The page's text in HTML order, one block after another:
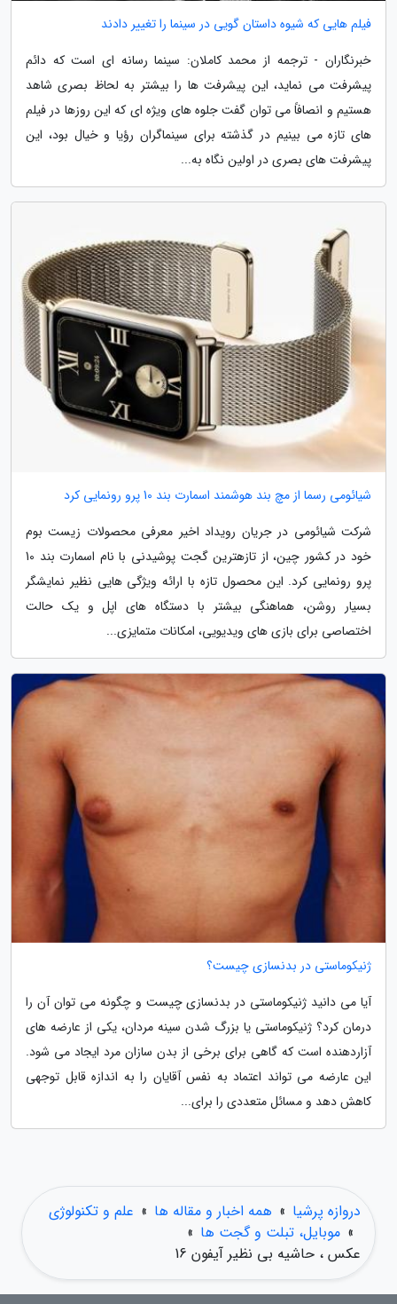
فیلم هایی که شیوه داستان گویی در سینما را تغییر دادند
خبرنگاران - ترجمه از محمد کاملان: سینما رسانه ای است که دائم
پیشرفت می نماید، این پیشرفت ها را بیشتر به لحاظ بصری شاهد
هستیم و انصافاً می توان گفت جلوه های ویژه ای که این روزها در فیلم
های تازه می بینیم در گذشته برای سینماگران رؤیا و خیال بود، این
پیشرفت های بصری در اولین نگاه به...
شیائومی رسما از مچ بند هوشمند اسمارت بند 10 پرو رونمایی کرد
شرکت شیائومی در جریان رویداد اخیر معرفی محصولات زیست بوم
خود در کشور چین، از تازهترین گجت پوشیدنی با نام اسمارت بند 10
پرو رونمایی کرد. این محصول تازه با ارائه ویژگی هایی نظیر نمایشگر
بسیار روشن، هماهنگی بیشتر با دستگاه های اپل و یک حالت
اختصاصی برای بازی های ویدیویی، امکانات متمایزی...
ژنیکوماستی در بدنسازی چیست؟
آیا می دانید ژنیکوماستی در بدنسازی چیست و چگونه می توان آن را
درمان کرد؟ ژنیکوماستی یا بزرگ شدن سینه مردان، یکی از عارضه های
آزاردهنده است که گاهی برای برخی از بدن سازان مرد ایجاد می شود.
این عارضه می تواند اعتماد به نفس آقایان را به اندازه قابل توجهی
کاهش دهد و مسائل متعددی را برای...
دروازه پرشیا » همه اخبار و مقاله ها » علم و تکنولوژی
» موبایل، تبلت و گجت ها »
عکس ، حاشیه بی نظیر آیفون 16